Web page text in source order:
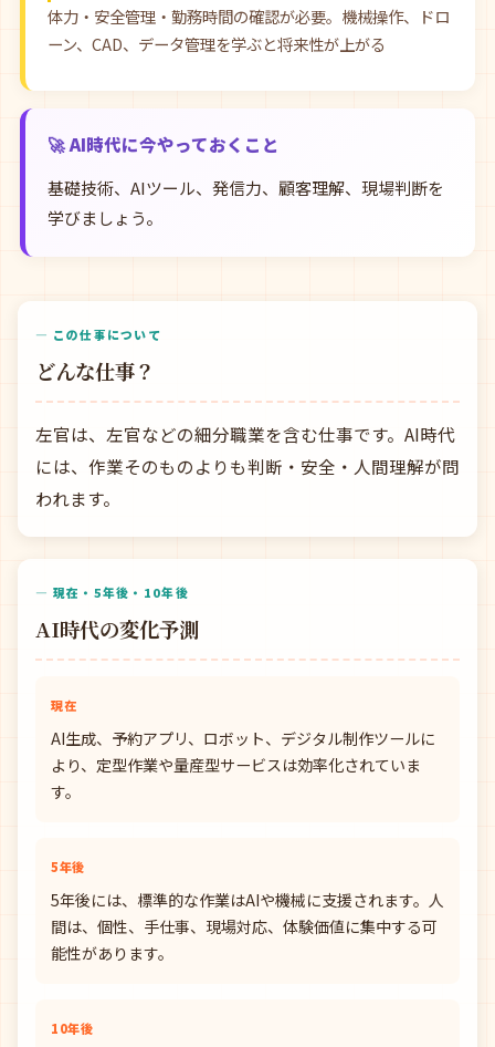
体力・安全管理・勤務時間の確認が必要。機械操作、ドロ
ーン、CAD、データ管理を学ぶと将来性が上がる
🚀 AI時代に今やっておくこと
基礎技術、AIツール、発信力、顧客理解、現場判断を
学びましょう。
— この仕事について
どんな仕事？
左官は、左官などの細分職業を含む仕事です。AI時代
には、作業そのものよりも判断・安全・人間理解が問
われます。
— 現在・5年後・10年後
AI時代の変化予測
現在
AI生成、予約アプリ、ロボット、デジタル制作ツールに
より、定型作業や量産型サービスは効率化されていま
す。
5年後
5年後には、標準的な作業はAIや機械に支援されます。人
間は、個性、手仕事、現場対応、体験価値に集中する可
能性があります。
10年後